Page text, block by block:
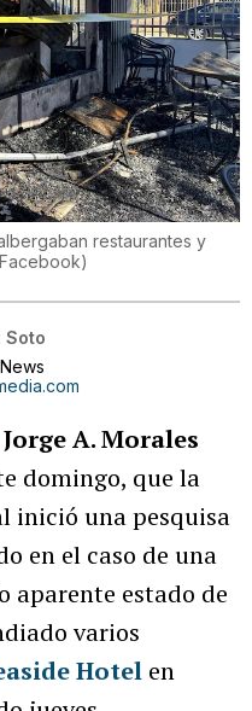
restaurantes y
Facebook)
Soto
Jorge A. Morales
domingo, que la
inició una pesquisa
en el caso de una
aparente estado de
varios
Hotel en